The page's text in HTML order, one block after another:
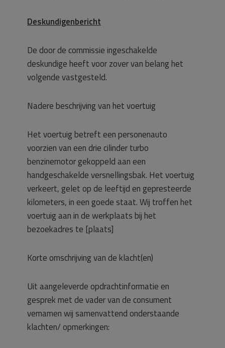
Deskundigenbericht
De door de commissie ingeschakelde
deskundige heeft voor zover van belang het
volgende vastgesteld.
Nadere beschrijving van het voertuig
Het voertuig betreft een personenauto
voorzien van een drie cilinder turbo
benzinemotor gekoppeld aan een
handgeschakelde versnellingsbak. Het voertuig
verkeert, gelet op de leeftijd en gepresteerde
kilometers, in een goede staat. Wij troffen het
voertuig aan in de werkplaats bij het
bezoekadres te [plaats]
Korte omschrijving van de klacht(en)
Uit aangeleverde opdrachtinformatie en
gesprek met de vader van de consument
vernamen wij samenvattend onderstaande
klachten/ opmerkingen: